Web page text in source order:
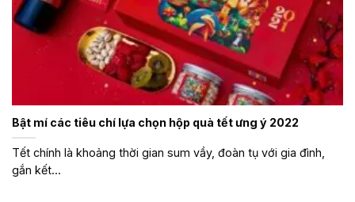
Bật mí các tiêu chí lựa chọn hộp quà tết ưng ý 2022
Tết chính là khoảng thời gian sum vầy, đoàn tụ với gia đình,
gắn kết...